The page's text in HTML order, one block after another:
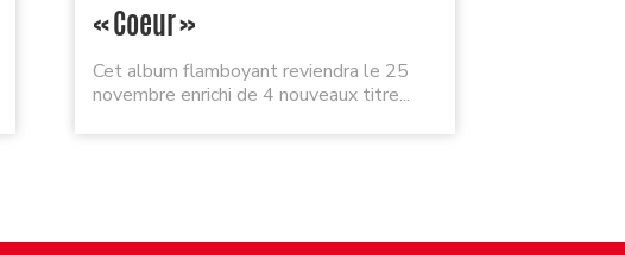
« Coeur »
Cet album flamboyant reviendra le 25
novembre enrichi de 4 nouveaux titre...